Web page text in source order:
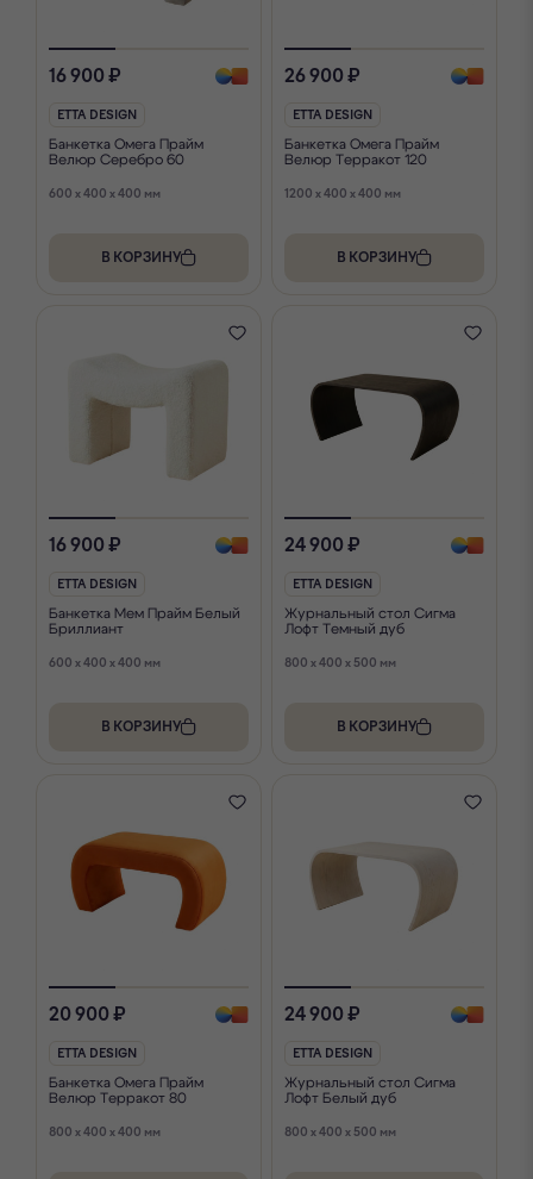
16 900 ₽
ETTA DESIGN
Банкетка Омега Прайм
Велюр Серебро 60
600 x 400 x 400 мм
В КОРЗИНУ
26 900 ₽
ETTA DESIGN
Банкетка Омега Прайм
Велюр Терракот 120
1200 x 400 x 400 мм
В КОРЗИНУ
16 900 ₽
ETTA DESIGN
Банкетка Мем Прайм Белый
Бриллиант
600 x 400 x 400 мм
В КОРЗИНУ
24 900 ₽
ETTA DESIGN
Журнальный стол Сигма
Лофт Темный дуб
800 x 400 x 500 мм
В КОРЗИНУ
20 900 ₽
ETTA DESIGN
Банкетка Омега Прайм
Велюр Терракот 80
800 x 400 x 400 мм
24 900 ₽
ETTA DESIGN
Журнальный стол Сигма
Лофт Белый дуб
800 x 400 x 500 мм